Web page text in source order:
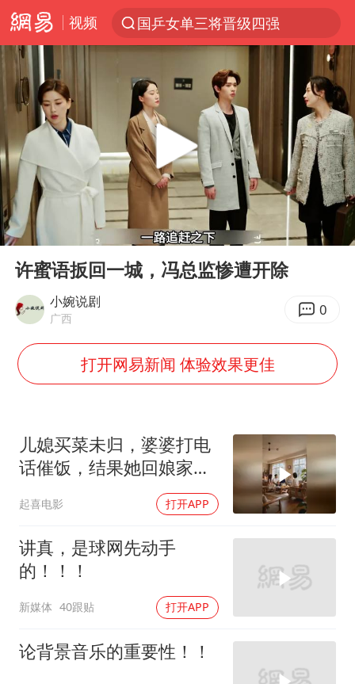
视频
国乒女单三将晋级四强
光影经济撬动暑期消费新蓝海
陈思诚零点晒照为佟丽娅庆生
新疆优化调整景区内自驾服务费
《欢迎来龙餐馆》口碑
上四休三，但降薪1000元，你接受吗？
情侣在平潭拍日出时坠崖致一死一伤
检测列车撞人致11死2伤 涉事单位被罚
黄金牛市回来了吗
全民健身事业高质量发展
唐田赛前发布会上引用《孙子兵法》
商场现钱学森巨幅海报 负责人回应
几元成本的AI广告导致千万市值蒸发
老挝国会主席赛宋蓬逝世
购飞机票7分钟后退票被扣2022元
乐享全民健身 共筑健康中国
Play
03:59
许蜜语扳回一城，冯总监惨遭开除
小婉说剧
广西 0
打开网易新闻 体验效果更佳
儿媳买菜未归，婆婆打电
话催饭，结果她回娘家吃
起喜电影 打开APP
讲真，是球网先动手
的！！！
新媒体 40跟贴 打开APP
论背景音乐的重要性！！